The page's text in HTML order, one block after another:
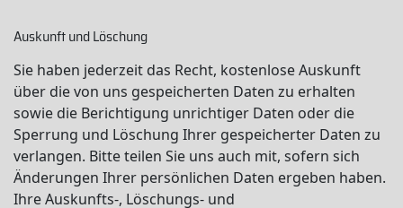
Auskunft und Löschung
Sie haben jederzeit das Recht, kostenlose Auskunft
über die von uns gespeicherten Daten zu erhalten
sowie die Berichtigung unrichtiger Daten oder die
Sperrung und Löschung Ihrer gespeicherter Daten zu
verlangen. Bitte teilen Sie uns auch mit, sofern sich
Änderungen Ihrer persönlichen Daten ergeben haben.
Ihre Auskunfts-, Löschungs- und